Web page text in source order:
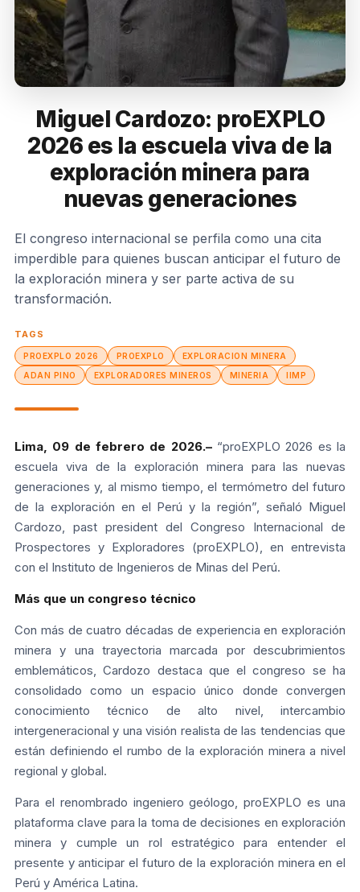
Miguel Cardozo: proEXPLO
2026 es la escuela viva de la
exploración minera para
nuevas generaciones
El congreso internacional se perfila como una cita
imperdible para quienes buscan anticipar el futuro de
la exploración minera y ser parte activa de su
transformación.
TAGS
PROEXPLO 2026 PROEXPLO
EXPLORACION MINERA
ADAN PINO
EXPLORADORES MINEROS MINERIA IIMP
Lima, 09 de febrero de 2026.– “proEXPLO 2026 es la
escuela viva de la exploración minera para las nuevas
generaciones y, al mismo tiempo, el termómetro del futuro
de la exploración en el Perú y la región”, señaló Miguel
Cardozo, past president del Congreso Internacional de
Prospectores y Exploradores (proEXPLO), en entrevista
con el Instituto de Ingenieros de Minas del Perú.
Más que un congreso técnico
Con más de cuatro décadas de experiencia en exploración
minera y una trayectoria marcada por descubrimientos
emblemáticos, Cardozo destaca que el congreso se ha
consolidado como un espacio único donde convergen
conocimiento técnico de alto nivel, intercambio
intergeneracional y una visión realista de las tendencias que
están definiendo el rumbo de la exploración minera a nivel
regional y global.
Para el renombrado ingeniero geólogo, proEXPLO es una
plataforma clave para la toma de decisiones en exploración
minera y cumple un rol estratégico para entender el
presente y anticipar el futuro de la exploración minera en el
Perú y América Latina.